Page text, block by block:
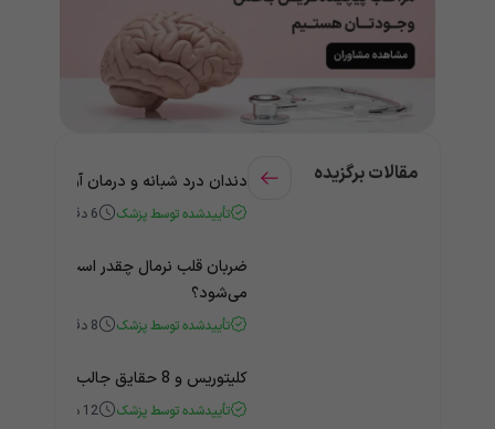
مقالات برگزیده دندان درد شبانه و درمان آن +
تأییدشده توسط پزشک 6 دقیقه
ضربان قلب نرمال چقدر است؟ چه
می‌شود؟
تأییدشده توسط پزشک 8 دقیقه
کلیتوریس و 8 حقایق جالب و باورنکردنی درباره آن
تأییدشده توسط پزشک 12 دقیقه